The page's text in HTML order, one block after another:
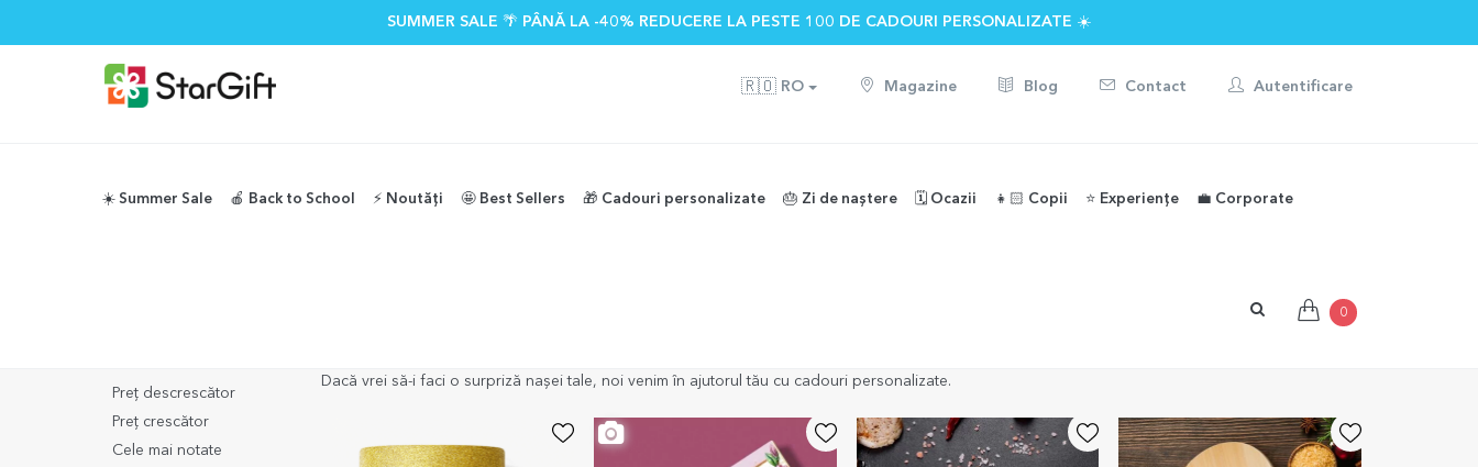
SUMMER SALE 🌴 PÂNĂ LA -40% REDUCERE LA PESTE 100 DE CADOURI PERSONALIZATE ☀️
🇷🇴 RO Magazine Blog Contact Autentificare
☀️ Summer Sale 🍎 Back to School ⚡️ Noutăți 🤩 Best Sellers 🎁 Cadouri personalizate 🎂 Zi de naștere 🗓️ Ocazii 👧🏻 Copii ⭐️ Experiențe 💼 Corporate
0
Preț descrescător
Preț crescător
Cele mai notate
Dacă vrei să-i faci o surpriză nașei tale, noi venim în ajutorul tău cu cadouri personalizate.